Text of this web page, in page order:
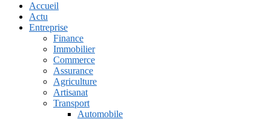
Accueil
Actu
Entreprise
Finance
Immobilier
Commerce
Assurance
Agriculture
Artisanat
Transport
Automobile